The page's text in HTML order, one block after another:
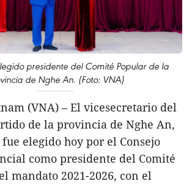
presidente del Comité Popular de la
de Nghe An. (Foto: VNA)
(VNA) – El vicesecretario del
de la provincia de Nghe An,
elegido hoy por el Consejo
como presidente del Comité
mandato 2021-2026, con el